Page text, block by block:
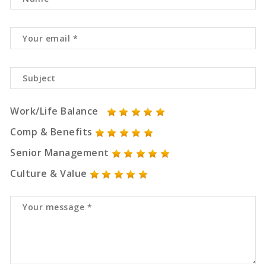
Work/Life Balance
Comp & Benefits
Senior Management
Culture & Value